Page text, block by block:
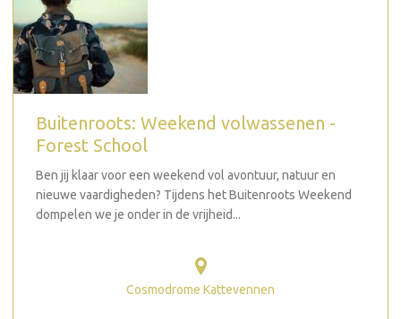
Buitenroots: Weekend volwassenen -
Forest School
Ben jij klaar voor een weekend vol avontuur, natuur en
nieuwe vaardigheden? Tijdens het Buitenroots Weekend
dompelen we je onder in de vrijheid...
Cosmodrome Kattevennen